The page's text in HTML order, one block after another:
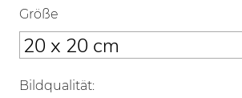
Größe
Bildqualität: